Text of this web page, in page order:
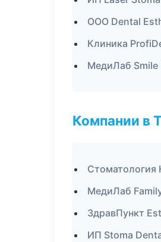
ООО Dental
Клиника
МедиЛаб
Компании в
Стоматология
МедиЛаб
ЗдравПункт
ИП Stoma